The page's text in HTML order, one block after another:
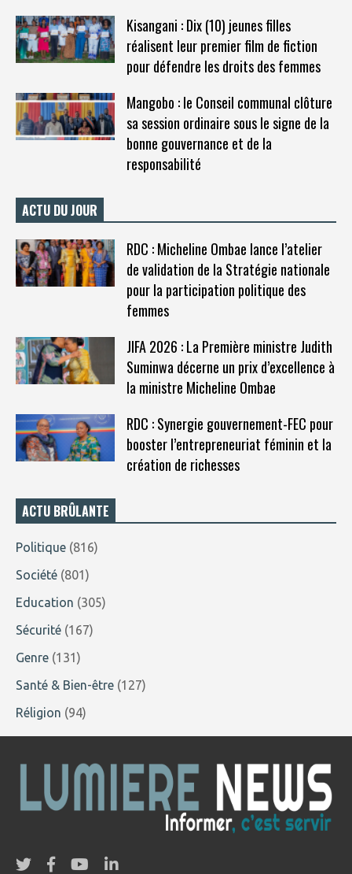
Kisangani : Dix (10) jeunes filles
réalisent leur premier film de fiction
pour défendre les droits des femmes
Mangobo : le Conseil communal clôture
sa session ordinaire sous le signe de la
bonne gouvernance et de la
responsabilité
ACTU DU JOUR
RDC : Micheline Ombae lance l’atelier
de validation de la Stratégie nationale
pour la participation politique des
femmes
JIFA 2026 : La Première ministre Judith
Suminwa décerne un prix d’excellence à
la ministre Micheline Ombae
RDC : Synergie gouvernement-FEC pour
booster l’entrepreneuriat féminin et la
création de richesses
ACTU BRÛLANTE
Politique (816)
Société (801)
Education (305)
Sécurité (167)
Genre (131)
Santé & Bien-être (127)
Réligion (94)